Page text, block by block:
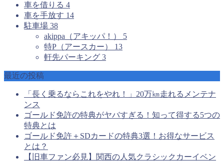
車を借りる 4
車を手放す 14
駐車場 38
akippa（アキッパ！） 5
特P（アースカー） 13
軒先パーキング 3
最近の投稿
「長く乗るならこれをやれ！」20万㎞走れるメンテナ
ンス
ゴールド免許の特典がヤバすぎる！知って得する5つの
特典とは
ゴールド免許＋SDカードの特典3選！お得なサービス
とは？
【旧車ファン必見】関西の人気クラシックカーイベン